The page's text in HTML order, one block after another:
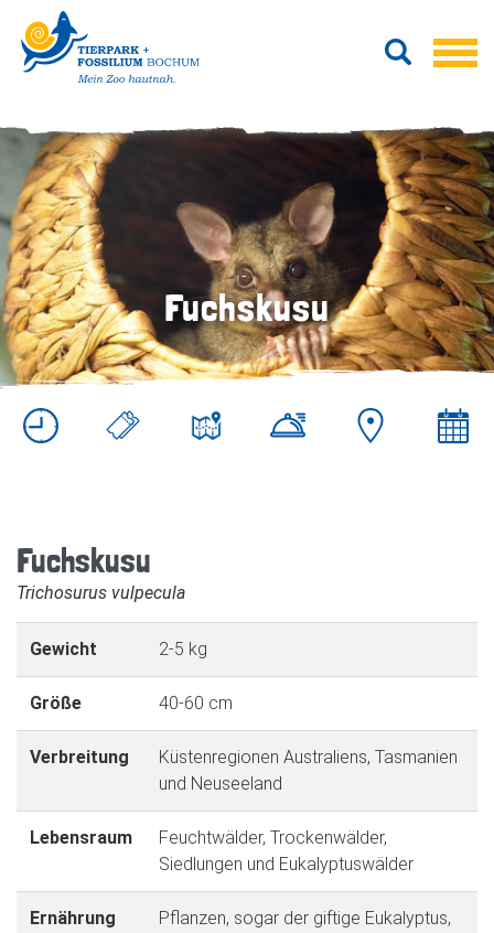
Fuchskusu
Fuchskusu
Trichosurus vulpecula
Gewicht 2-5 kg
Größe 40-60 cm
Verbreitung
Küstenregionen Australiens, Tasmanien
und Neuseeland
Lebensraum
Feuchtwälder, Trockenwälder,
Siedlungen und Eukalyptuswälder
Ernährung
Pflanzen, sogar der giftige Eukalyptus,